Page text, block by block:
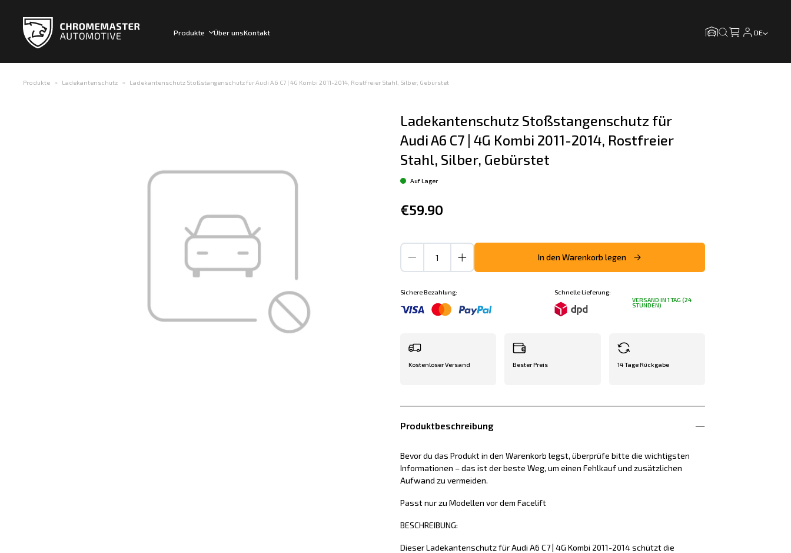
Produkte Über unsKontakt DE
Produkte Ladekantenschutz Ladekantenschutz Stoßstangenschutz für Audi A6 C7 | 4G Kombi 2011-2014, Rostfreier Stahl, Silber, Gebürstet
Ladekantenschutz Stoßstangenschutz für
Audi A6 C7 | 4G Kombi 2011-2014, Rostfreier
Stahl, Silber, Gebürstet
Auf Lager
€59.90
In den Warenkorb legen
Sichere Bezahlung:
Schnelle Lieferung:
VERSAND IN 1 TAG (24
STUNDEN)
Kostenloser Versand Bester Preis 14 Tage Rückgabe
Produktbeschreibung
Bevor du das Produkt in den Warenkorb legst, überprüfe bitte die wichtigsten
Informationen – das ist der beste Weg, um einen Fehlkauf und zusätzlichen
Aufwand zu vermeiden.
Passt nur zu Modellen vor dem Facelift
BESCHREIBUNG:
Dieser Ladekantenschutz für Audi A6 C7 | 4G Kombi 2011-2014 schützt die